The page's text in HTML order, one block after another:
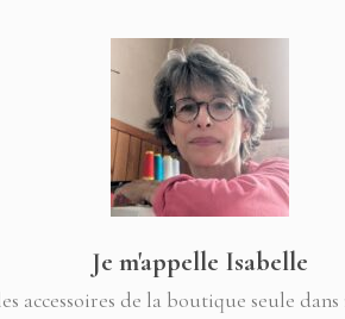
Je m'appelle Isabelle
accessoires de la boutique seule